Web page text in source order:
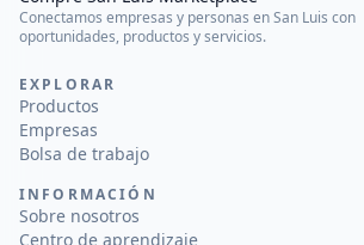
Conectamos empresas y personas en San Luis con
oportunidades, productos y servicios.
EXPLORAR
Productos
Empresas
Bolsa de trabajo
INFORMACIÓN
Sobre nosotros
Centro de aprendizaje